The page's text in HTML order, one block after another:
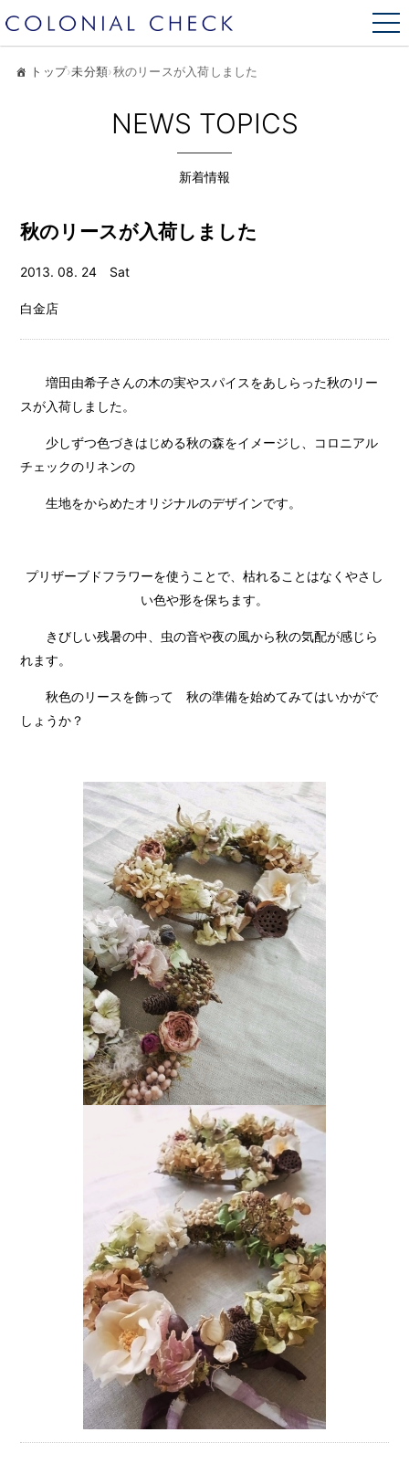
トップ›未分類›秋のリースが入荷しました
NEWS TOPICS
新着情報
秋のリースが入荷しました
2013. 08. 24 Sat
白金店
増田由希子さんの木の実やスパイスをあしらった秋のリー
スが入荷しました。
少しずつ色づきはじめる秋の森をイメージし、コロニアル
チェックのリネンの
生地をからめたオリジナルのデザインです。
プリザーブドフラワーを使うことで、枯れることはなくやさし
い色や形を保ちます。
きびしい残暑の中、虫の音や夜の風から秋の気配が感じら
れます。
秋色のリースを飾って 秋の準備を始めてみてはいかがで
しょうか？